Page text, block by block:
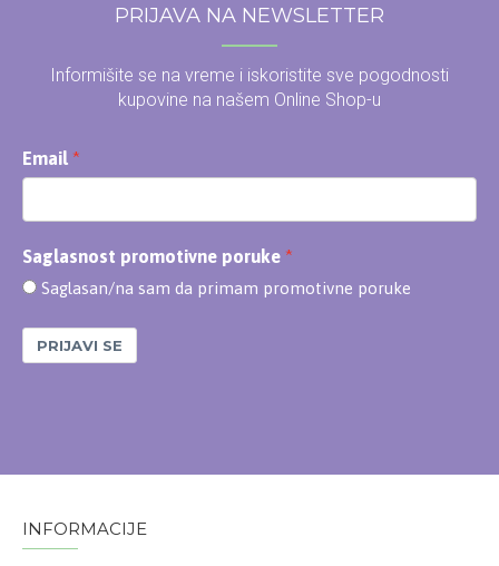
PRIJAVA NA NEWSLETTER
Informišite se na vreme i iskoristite sve pogodnosti
kupovine na našem Online Shop-u
Email
Saglasnost promotivne poruke
Saglasan/na sam da primam promotivne poruke
PRIJAVI SE
INFORMACIJE